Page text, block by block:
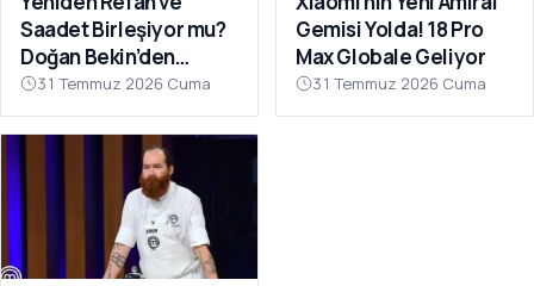
Saadet Birleşiyor mu?
Doğan Bekin’den
Açıklama
31 Temmuz 2026 Cuma
Gemisi Yolda! 18 Pro
Max Globale Geliyor
31 Temmuz 2026 Cuma